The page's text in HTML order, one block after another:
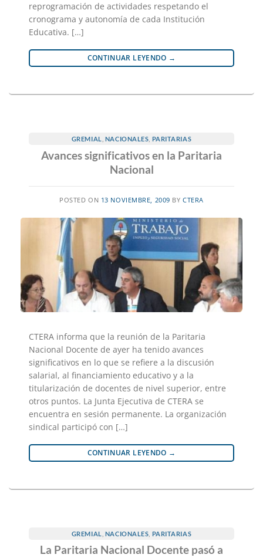
reprogramación de actividades respetando el
cronograma y autonomía de cada Institución
Educativa. […]
CONTINUAR LEYENDO →
GREMIAL NACIONALES PARITARIAS
Avances significativos en la Paritaria
Nacional
POSTED ON 13 NOVIEMBRE, 2009 BYCTERA
CTERA informa que la reunión de la Paritaria
Nacional Docente de ayer ha tenido avances
significativos en lo que se refiere a la discusión
salarial, al financiamiento educativo y a la
titularización de docentes de nivel superior, entre
otros puntos. La Junta Ejecutiva de CTERA se
encuentra en sesión permanente. La organización
sindical participó con […]
CONTINUAR LEYENDO →
GREMIAL NACIONALES PARITARIAS
La Paritaria Nacional Docente pasó a